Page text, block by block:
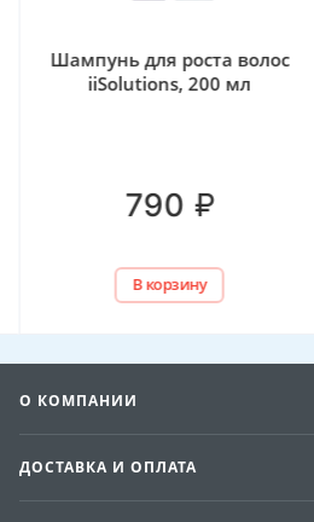
Лосьон для роста волос
iiSolutions 10% - 1 флакон
1 690 ₽
В корзину
О КОМПАНИИ
ДОСТАВКА И ОПЛАТА